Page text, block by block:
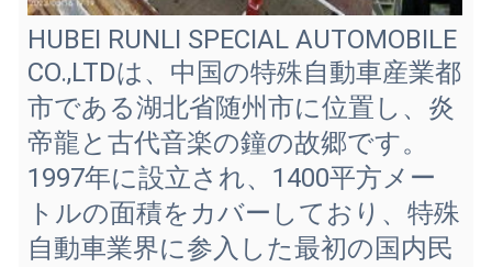
HUBEI RUNLI SPECIAL AUTOMOBILE
CO.,LTDは、中国の特殊自動車産業都
市である湖北省随州市に位置し、炎
帝龍と古代音楽の鐘の故郷です。
1997年に設立され、1400平方メー
トルの面積をカバーしており、特殊
自動車業界に参入した最初の国内民